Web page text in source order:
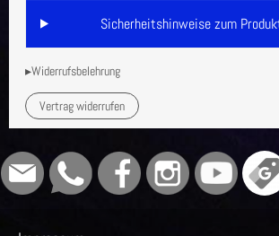
Sicherheitshinweise zum
▸Widerrufsbelehrung
Vertrag widerrufen